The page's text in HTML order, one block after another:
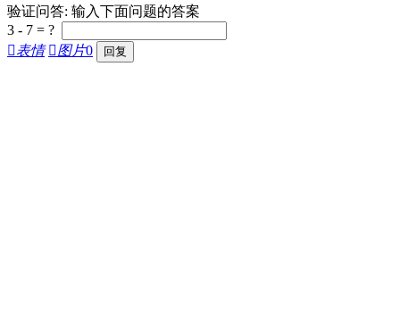
验证问答: 输入下面问题的答案
3 - 7 = ?
表情 图片0